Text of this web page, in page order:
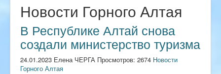
Новости Горного Алтая
В Республике Алтай снова
создали министерство туризма
24.01.2023 Елена ЧЕРГА Просмотров: 2674 Новости
Горного Алтая